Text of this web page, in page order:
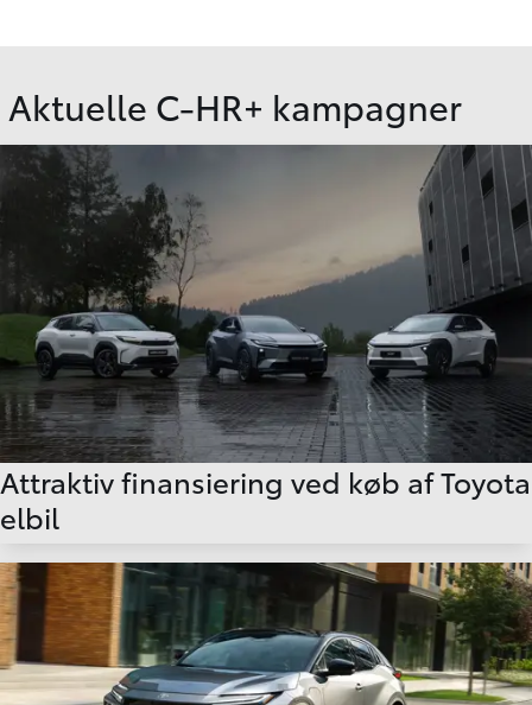
Aktuelle C-HR+ kampagner
Attraktiv finansiering ved køb af Toyota
elbil